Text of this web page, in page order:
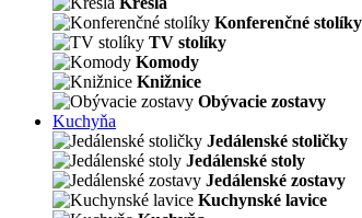
Konferenčné stolíky
TV stolíky
Komody
Knižnice
Obývacie zostavy
Kuchyňa
Jedálenské stoličky
Jedálenské stoly
Jedálenské zostavy
Kuchynské lavice